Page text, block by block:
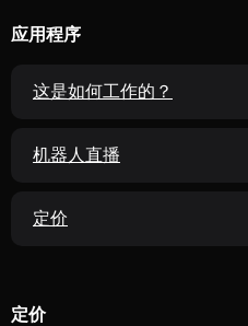
应用程序
这是如何工作的？
定价
机器人直播
定价